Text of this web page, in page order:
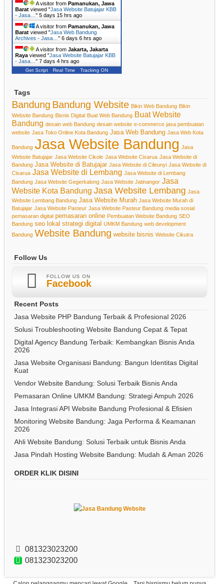
A visitor from Pamanukan, Jawa
Barat viewed "Jasa Website Batujajar KBB
- Jasa… " 5 days 15 hrs ago
A visitor from Pamanukan, Jawa
Barat viewed "Jasa Web Bandung
Archives - Jasa… " 6 days 6 hrs ago
A visitor from Jakarta, Jakarta
Raya viewed "Jasa Website Batujajar KBB
- Jasa… " 7 days 4 hrs ago
Get Script Real Time Tracking ON
Tags
Bandung Bandung Website Bikin Web Bandung Bikin
Website Bandung Bisnis Digital Buat Web Bandung Buat Website
Bandung desain web Bandung desain website e-commerce jasa pembuatan
website Jasa Toko Online Kota Bandung Jasa Web Bandung Jasa Web Kota
Bandung Jasa Website Bandung Jasa
Website Batujajar Jasa Website Cikole Jasa Website Cisarua Jasa Website di
Bandung Jasa Website di Batujajar Jasa Website di Cileunyi Jasa Website di
Cisarua Jasa Website di Lembang Jasa Website di Lembang
Bandung Jasa Website Gegerkalong Jasa Website Jatinangor Jasa
Website Kota Bandung Jasa Website Lembang Jasa
Website Lembang Bandung Jasa Website Murah Jasa Website Murah di
Batujajar Jasa Website Pasteur Jasa Website Pasteur Bandung media sosial
pemasaran digital pemasaran online Pembuatan Website Bandung SEO
Bandung seo lokal strategi digital UMKM Bandung web development
Bandung Website Bandung website bisnis Website Cikutra
Follow Us
FOLLOW US ON
Facebook
Recent Posts
Jasa Website PHP Bandung Terbaik & Profesional 2026
Solusi Troubleshooting Website Bandung Cepat & Tepat
Digital Agency Bandung Terbaik: Kembangkan Bisnis Anda
2026
Jasa Website Organisasi Bandung: Bangun Identitas Digital
Kuat
Vendor Website Bandung: Solusi Terbaik Bisnis Anda
Pemasaran Online UMKM Bandung: Strategi Ampuh 2026
Jasa Integrasi API Website Bandung Profesional & Efisien
Monitoring Website Bandung: Jaga Performa & Keamanan
2026
Ahli Website Bandung: Solusi Terbaik untuk Bisnis Anda
Jasa Pindah Hosting Website Bandung: Mudah & Aman 2026
ORDER KLIK DISINI
081323023200
081323023200